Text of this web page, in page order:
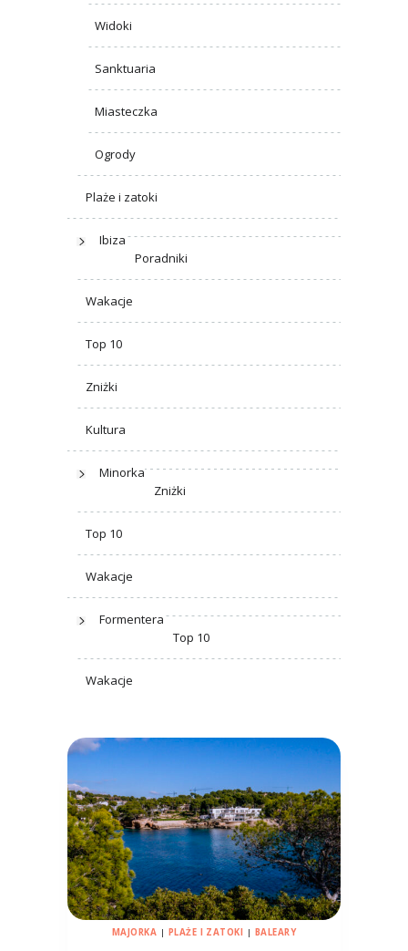
Widoki
Sanktuaria
Miasteczka
Ogrody
Plaże i zatoki
Ibiza
Poradniki
Wakacje
Top 10
Zniżki
Kultura
Minorka
Zniżki
Top 10
Wakacje
Formentera
Top 10
Wakacje
MAJORKA | PLAŻE I ZATOKI | BALEARY